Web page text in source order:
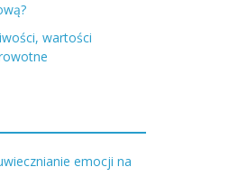
wartości
emocji na